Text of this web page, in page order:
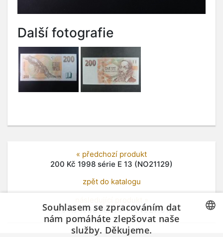
Další fotografie
« předchozí produkt
200 Kč 1998 série E 13 (NO21129)
zpět do katalogu
200 Kč 1998 série F 11 (NO21131)
Souhlasem se zpracováním dat
nám pomáháte zlepšovat naše
služby. Děkujeme.